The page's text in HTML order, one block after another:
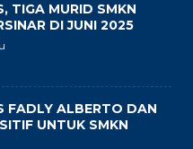
TIGA MURID SMKN
DI JUNI 2025
FADLY ALBERTO DAN
UNTUK SMKN